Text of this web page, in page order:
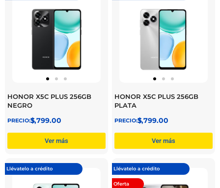
HONOR X5C PLUS 256GB
NEGRO
$
3,799.00
Ver más
HONOR X5C PLUS 256GB
PLATA
$
3,799.00
Ver más
Llévatelo a crédito Llévatelo a crédito
Oferta